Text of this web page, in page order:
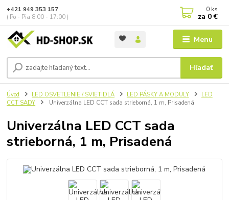
Menu
Hľadať
+421 949 353 157
( Po - Pia 8:00 - 17:00 )
0 ks
za 0 €
Úvod LED OSVETLENIE / SVIETIDLÁ LED PÁSKY A MODULY
LED
CCT SADY
Univerzálna LED CCT sada strieborná, 1 m, Prisadená
Univerzálna LED CCT sada
strieborná, 1 m, Prisadená